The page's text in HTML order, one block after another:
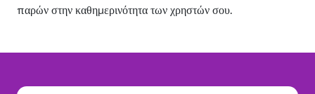
παρών στην καθημερινότητα των χρηστών σου.